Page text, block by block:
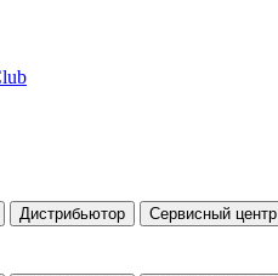
Дистрибьютор Сервисный центр